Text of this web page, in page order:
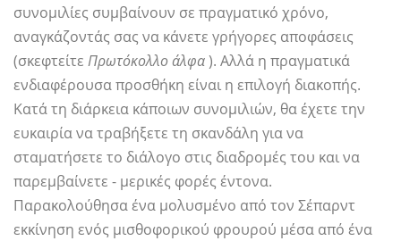
συνομιλίες συμβαίνουν σε πραγματικό χρόνο,
αναγκάζοντάς σας να κάνετε γρήγορες αποφάσεις
(σκεφτείτε Πρωτόκολλο άλφα). Αλλά η πραγματικά
ενδιαφέρουσα προσθήκη είναι η επιλογή διακοπής.
Κατά τη διάρκεια κάποιων συνομιλιών, θα έχετε την
ευκαιρία να τραβήξετε τη σκανδάλη για να
σταματήσετε το διάλογο στις διαδρομές του και να
παρεμβαίνετε - μερικές φορές έντονα.
Παρακολούθησα ένα μολυσμένο από τον Σέπαρντ
εκκίνηση ενός μισθοφορικού φρουρού μέσα από ένα